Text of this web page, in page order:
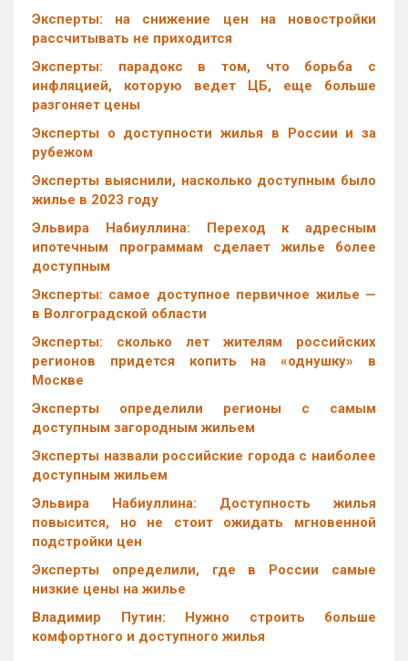
Эксперты: на снижение цен на новостройки
рассчитывать не приходится
Эксперты: парадокс в том, что борьба с
инфляцией, которую ведет ЦБ, еще больше
разгоняет цены
Эксперты о доступности жилья в России и за
рубежом
Эксперты выяснили, насколько доступным было
жилье в 2023 году
Эльвира Набиуллина: Переход к адресным
ипотечным программам сделает жилье более
доступным
Эксперты: самое доступное первичное жилье —
в Волгоградской области
Эксперты: сколько лет жителям российских
регионов придется копить на «однушку» в
Москве
Эксперты определили регионы с самым
доступным загородным жильем
Эксперты назвали российские города с наиболее
доступным жильем
Эльвира Набиуллина: Доступность жилья
повысится, но не стоит ожидать мгновенной
подстройки цен
Эксперты определили, где в России самые
низкие цены на жилье
Владимир Путин: Нужно строить больше
комфортного и доступного жилья